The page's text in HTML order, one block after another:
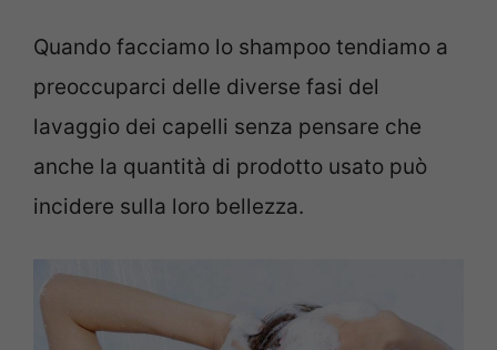
Quando facciamo lo shampoo tendiamo a
preoccuparci delle diverse fasi del
lavaggio dei capelli senza pensare che
anche la quantità di prodotto usato può
incidere sulla loro bellezza.